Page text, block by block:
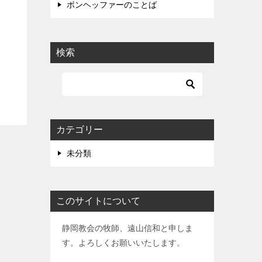
ボンヘッファーのことば
検索
カテゴリー
未分類
このサイトについて
静岡教会の牧師、遠山信和と申しま
す。よろしくお願いいたします。